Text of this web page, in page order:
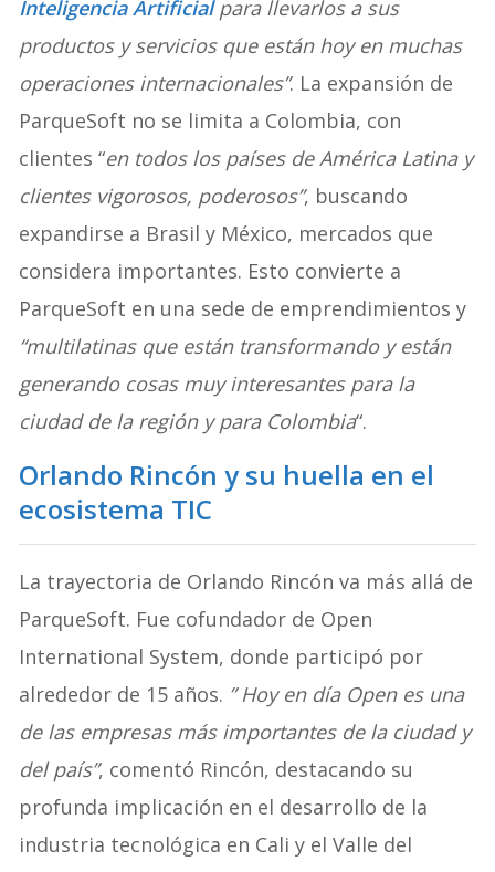
Inteligencia Artificial para llevarlos a sus
productos y servicios que están hoy en muchas
operaciones internacionales”. La expansión de
ParqueSoft no se limita a Colombia, con
clientes “en todos los países de América Latina y
clientes vigorosos, poderosos”, buscando
expandirse a Brasil y México, mercados que
considera importantes. Esto convierte a
ParqueSoft en una sede de emprendimientos y
“multilatinas que están transformando y están
generando cosas muy interesantes para la
ciudad de la región y para Colombia“.
Orlando Rincón y su huella en el
ecosistema TIC
La trayectoria de Orlando Rincón va más allá de
ParqueSoft. Fue cofundador de Open
International System, donde participó por
alrededor de 15 años. ” Hoy en día Open es una
de las empresas más importantes de la ciudad y
del país”, comentó Rincón, destacando su
profunda implicación en el desarrollo de la
industria tecnológica en Cali y el Valle del